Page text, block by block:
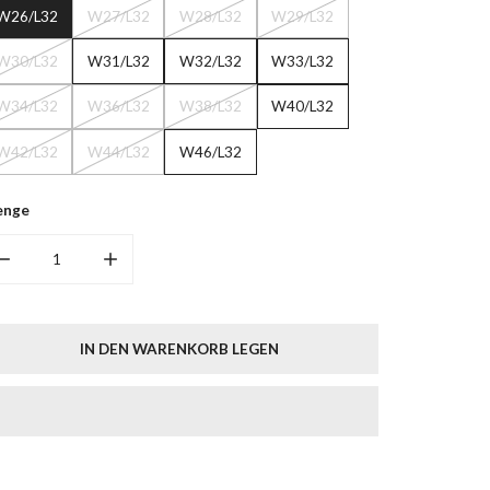
L32 W27/L32 W28/L32 W29/L32
L32 W31/L32 W32/L32 W33/L32
L32 W36/L32 W38/L32 W40/L32
L32 W44/L32 W46/L32
IN DEN WARENKORB LEGEN